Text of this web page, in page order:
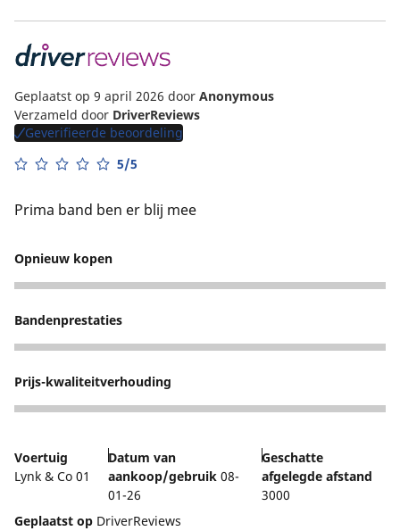
Geplaatst op 9 april 2026 door Anonymous
Verzameld door DriverReviews
Geverifieerde beoordeling
5/5
Prima band ben er blij mee
Opnieuw kopen
5
Bandenprestaties
4
Prijs-kwaliteitverhouding
5
Voertuig
Lynk & Co 01
Datum van
aankoop/gebruik08-
01-26
Geschatte
afgelegde afstand
3000
Geplaatst op DriverReviews